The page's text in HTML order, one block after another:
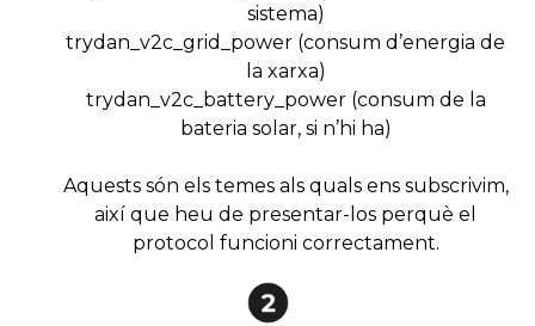
sistema)
trydan_v2c_grid_power (consum d’energia de
la xarxa)
trydan_v2c_battery_power (consum de la
bateria solar, si n’hi ha)
Aquests són els temes als quals ens subscrivim,
així que heu de presentar-los perquè el
protocol funcioni correctament.